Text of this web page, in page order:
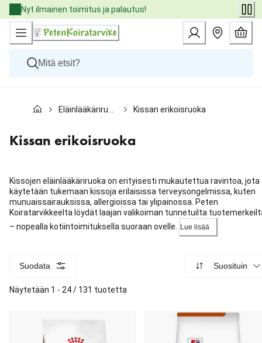
Skip
to
Content
Nyt ilmainen toimitus ja palautus!
Kissat
Eläinlääkäriruoat
Tuotemerkit
Palvelut
Kissan erikoisruoka
Kissan erikoisruoka
Kissojen eläinlääkäriruoka on erityisesti mukautettua ravintoa, jota
käytetään tukemaan kissoja erilaisissa terveysongelmissa, kuten
munuaissairauksissa, allergioissa tai ylipainossa. Peten
Koiratarvikkeelta löydät laajan valikoiman tunnetuilta
– nopealla kotiintoimituksella suoraan ovelle.
Lue lisää
Suodata Suosituin
Näytetään 1 - 24 / 131 tuotetta